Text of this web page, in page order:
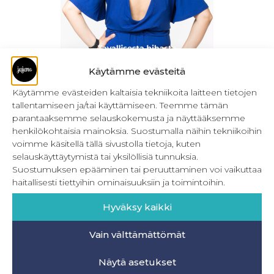
Käytämme evästeitä
Käytämme evästeiden kaltaisia tekniikoita laitteen tietojen
tallentamiseen ja/tai käyttämiseen. Teemme tämän
parantaaksemme selauskokemusta ja näyttääksemme
henkilökohtaisia mainoksia. Suostumalla näihin tekniikoihin
voimme käsitellä tällä sivustolla tietoja, kuten
selauskäyttäytymistä tai yksilöllisiä tunnuksia.
Suostumuksen epääminen tai peruuttaminen voi vaikuttaa
haitallisesti tiettyihin ominaisuuksiin ja toimintoihin.
Hyväksy kaikki
Vain välttämättömät
Näytä asetukset
Kellotettu hiha – ohje (ladattava)
2,50 € Sis. ALV
Lisää ostoskoriin